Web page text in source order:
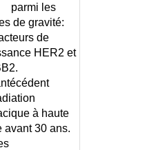
les
de gravité:
de
HER2 et
à haute
avant 30 ans.